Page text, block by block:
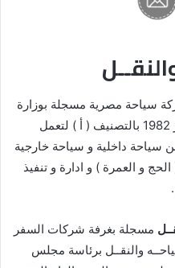
سياحة مصرية مسجلة بوزارة
السياحة المصرية منذ تاريخ 9 فبراير 1982 بالتصنيف ( أ ) لتعمل
داخلية و سياحة خارجية
و العمرة ) و ادارة و تنفيذ
مسجلة بغرفة شركات السفر
والنقــل برئاسة مجلس